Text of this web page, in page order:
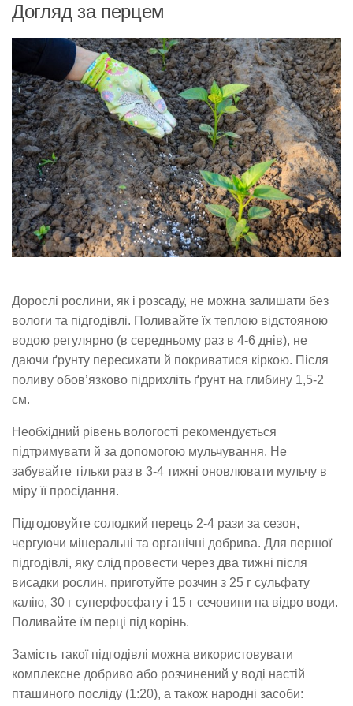
Догляд за перцем
Дорослі рослини, як і розсаду, не можна залишати без
вологи та підгодівлі. Поливайте їх теплою відстояною
водою регулярно (в середньому раз в 4-6 днів), не
даючи ґрунту пересихати й покриватися кіркою. Після
поливу обов’язково підрихліть ґрунт на глибину 1,5-2
см.
Необхідний рівень вологості рекомендується
підтримувати й за допомогою мульчування. Не
забувайте тільки раз в 3-4 тижні оновлювати мульчу в
міру її просідання.
Підгодовуйте солодкий перець 2-4 рази за сезон,
чергуючи мінеральні та органічні добрива. Для першої
підгодівлі, яку слід провести через два тижні після
висадки рослин, приготуйте розчин з 25 г сульфату
калію, 30 г суперфосфату і 15 г сечовини на відро води.
Поливайте їм перці під корінь.
Замість такої підгодівлі можна використовувати
комплексне добриво або розчинений у воді настій
пташиного посліду (1:20), а також народні засоби: